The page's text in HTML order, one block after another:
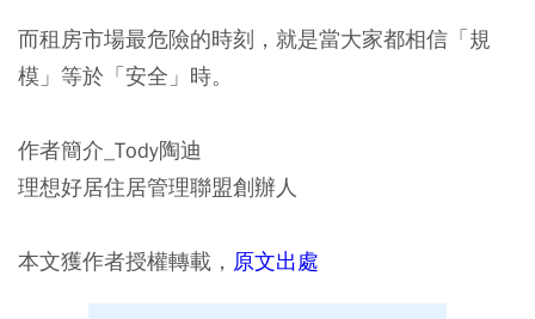
而租房市場最危險的時刻，就是當大家都相信「規
模」等於「安全」時。
作者簡介_Tody陶迪
理想好居住居管理聯盟創辦人
本文獲作者授權轉載， 原文出處